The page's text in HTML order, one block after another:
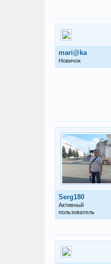
mari@ka
Новичок
Serg180
Активный
пользователь